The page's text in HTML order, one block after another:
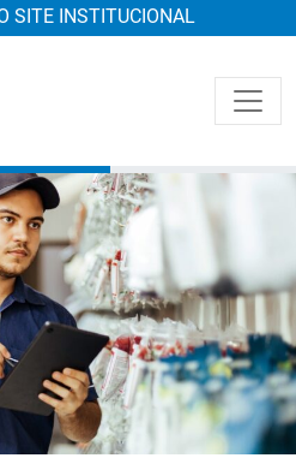
SITE INSTITUCIONAL